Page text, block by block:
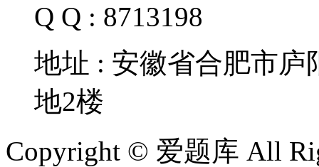
Q Q : 8713198
地址 : 安徽省合肥市
地2楼
Copyright © 爱题库 All